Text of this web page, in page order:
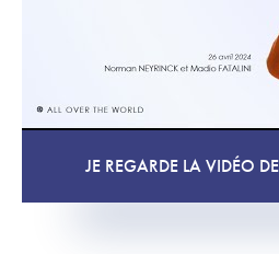
JE REGARDE LA VIDÉO